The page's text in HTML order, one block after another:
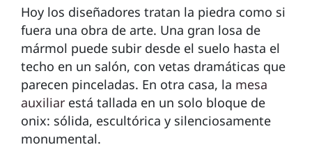
Hoy los diseñadores tratan la piedra como si
fuera una obra de arte. Una gran losa de
mármol puede subir desde el suelo hasta el
techo en un salón, con vetas dramáticas que
parecen pinceladas. En otra casa, la mesa
auxiliar está tallada en un solo bloque de
onix: sólida, escultórica y silenciosamente
monumental.